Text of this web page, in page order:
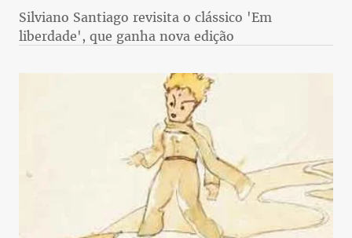
Silviano Santiago revisita o clássico 'Em
liberdade', que ganha nova edição